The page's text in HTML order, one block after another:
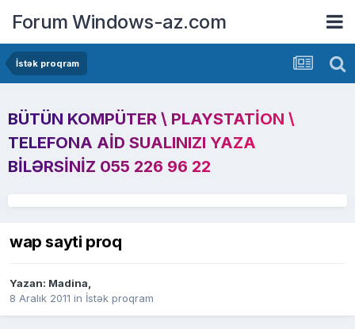
Forum Windows-az.com
İstək proqram
BÜTÜN KOMPÜTER \ PLAYSTATION \
TELEFONA AID SUALINIZI YAZA
BILƏRSINIZ 055 226 96 22
wap sayti proq
Yazan: Madina,
8 Aralık 2011 in İstək proqram